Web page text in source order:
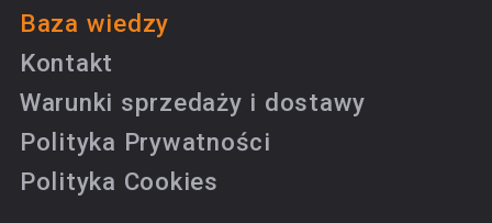
Baza wiedzy
Kontakt
Warunki sprzedaży i dostawy
Polityka Prywatności
Polityka Cookies